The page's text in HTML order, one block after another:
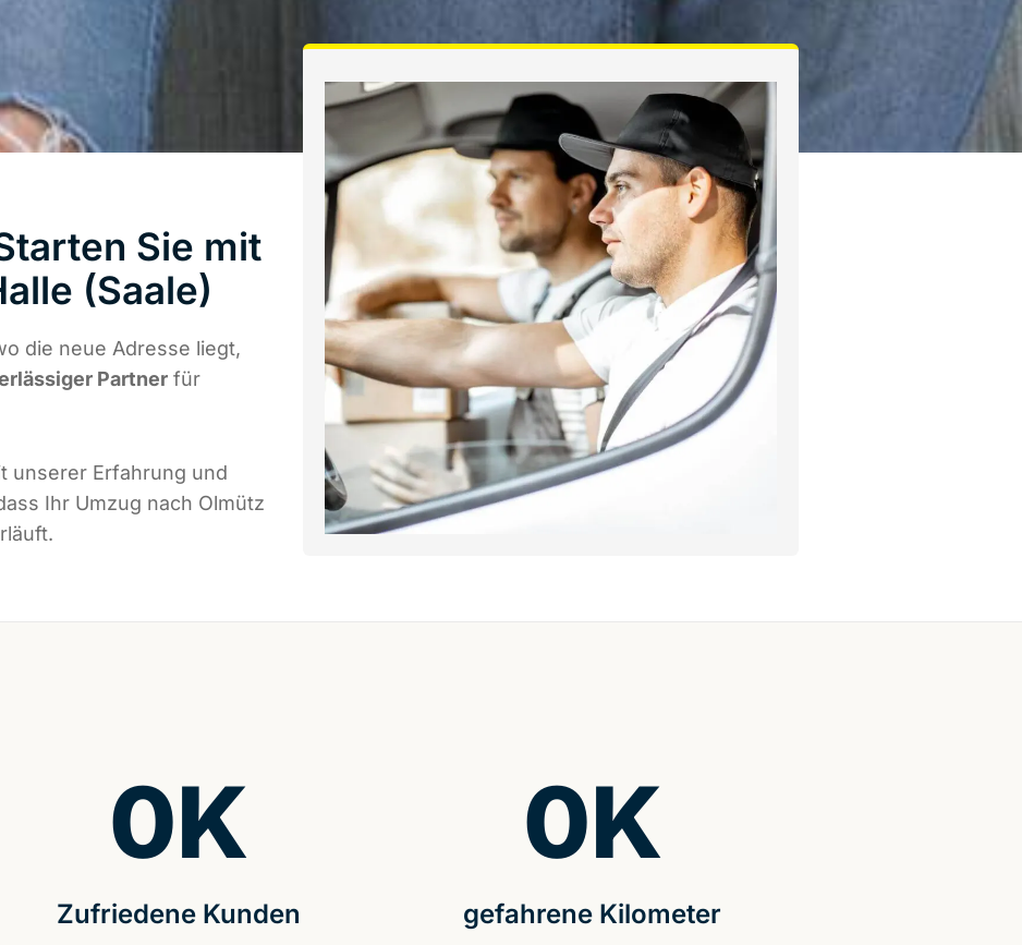
Sie mit
(Saale)
die neue Adresse liegt,
Partner für
unserer Erfahrung und
Ihr Umzug nach Olmütz
Zufriedene Kunden
0K
gefahrene Kilometer
0K